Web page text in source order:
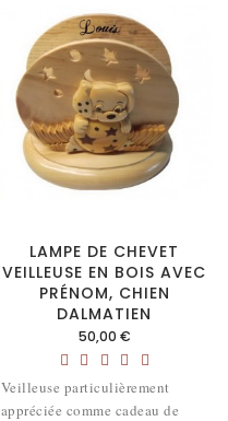
LAMPE DE CHEVET
VEILLEUSE EN BOIS AVEC
PRÉNOM, CHIEN
DALMATIEN
Prix
50,00 €
Veilleuse particulièrement
appréciée comme cadeau de